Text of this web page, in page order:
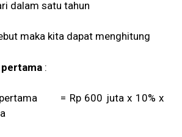
dalam satu tahun
maka kita dapat menghitung
pertama :
pertama = Rp 600 juta x 10% x